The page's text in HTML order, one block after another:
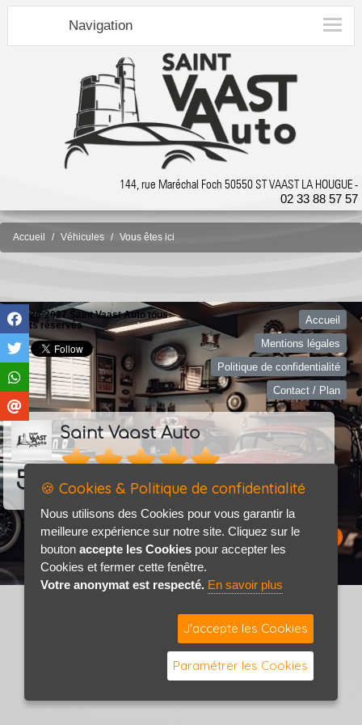
144, rue Maréchal Foch 50550 ST VAAST LA HOUGUE -
02 33 88 57 57
Navigation
Accueil Véhicules Vous êtes ici
©2026-2027 Saint Vaast Auto tous
droits réservés
Accueil
Mentions légales
Politique de confidentialité
Contact / Plan
5.0
Saint Vaast Auto
18 avis Consultez les avis
🍪 Cookies & Politique de confidentialité
Nous utilisons des Cookies pour vous garantir la
meilleure expérience sur notre site. Cliquez sur le
bouton accepte les Cookies pour accepter les
Cookies et fermer cette fenêtre.
Votre anonymat est respecté. En savoir plus
J'accepte les Cookies
Paramétrer les Cookies